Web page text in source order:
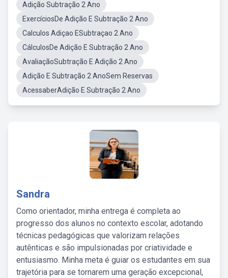
Adição Subtração 2 Ano
ExercíciosDe Adição E Subtração 2 Ano
Calculos Adiçao ESubtraçao 2 Ano
CálculosDe Adição E Subtração 2 Ano
AvaliaçãoSubtração E Adição 2 Ano
Adição E Subtração 2 AnoSem Reservas
AcessaberAdição E Subtração 2 Ano
Sandra
Como orientador, minha entrega é completa ao
progresso dos alunos no contexto escolar, adotando
técnicas pedagógicas que valorizam relações
autênticas e são impulsionadas por criatividade e
entusiasmo. Minha meta é guiar os estudantes em sua
trajetória para se tornarem uma geração excepcional,